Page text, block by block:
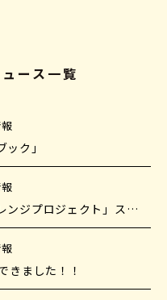
ース一覧
ク」
宮城県共同募金会「みやぎチャレンジプロジェクト」スタート！
きました！！